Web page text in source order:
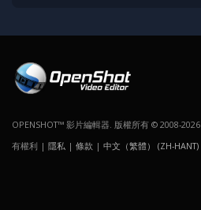
OPENSHOT™ 影片編輯器. 版權所有 © 2008-2026
有權利 | 隱私 | 條款 | 中文（繁體） (ZH-HANT)